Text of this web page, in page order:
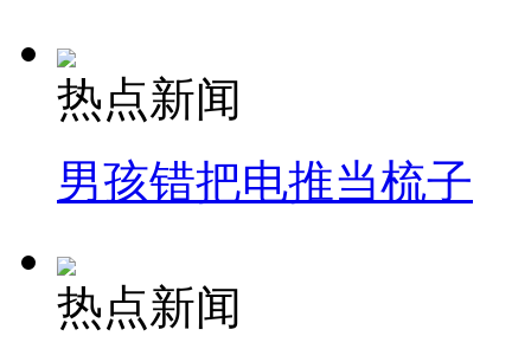
热点新闻
男孩错把电推当梳子
热点新闻